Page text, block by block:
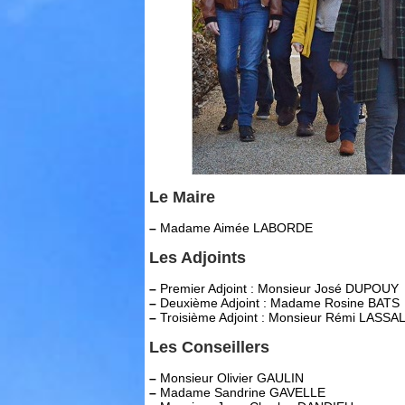
Le Maire
– Madame Aimée LABORDE
Les Adjoints
– Premier Adjoint : Monsieur José DUPOUY
– Deuxième Adjoint : Madame Rosine BATS
– Troisième Adjoint : Monsieur Rémi
Les Conseillers
– Monsieur Olivier GAULIN
– Madame Sandrine GAVELLE